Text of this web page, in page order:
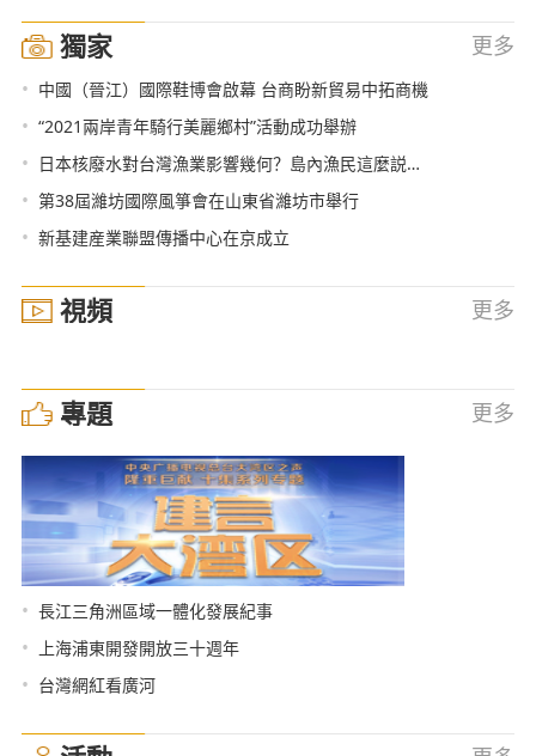
獨家 更多
• 中國（晉江）國際鞋博會啟幕 台商盼新貿易中拓商機
• “2021兩岸青年騎行美麗鄉村”活動成功舉辦
• 日本核廢水對台灣漁業影響幾何？島內漁民這麼説…
• 第38屆濰坊國際風箏會在山東省濰坊市舉行
• 新基建産業聯盟傳播中心在京成立
視頻 更多
專題 更多
• 長江三角洲區域一體化發展紀事
• 上海浦東開發開放三十週年
• 台灣網紅看廣河